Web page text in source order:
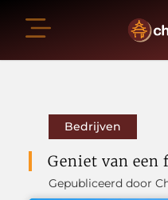
Bedrijven
Geniet van
Gepubliceerd door